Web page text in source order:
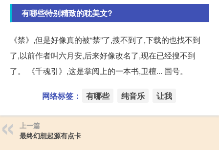
有哪些特别精致的耽美文?
《禁》,但是好像真的被“禁”了,搜不到了,下载的也找不到
了,以前作者叫六月安,后来好像改名了,现在已经搜不到
了。 《千魂引》,这是掌阅上的一本书,卫檀... 国号。
网络标签： 有哪些 纯音乐 让我
上一篇
最终幻想起源有点卡